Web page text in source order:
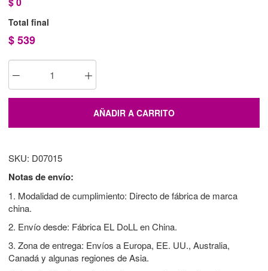
Total final
$539
AÑADIR A CARRITO
SKU: D07015
Notas de envío:
1. Modalidad de cumplimiento: Directo de fábrica de marca
china.
2. Envío desde: Fábrica EL DoLL en China.
3. Zona de entrega: Envíos a Europa, EE. UU., Australia,
Canadá y algunas regiones de Asia.